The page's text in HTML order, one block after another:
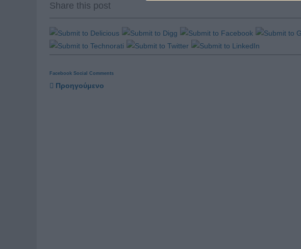
Share this post
Facebook Social Comments
Προηγούμενο